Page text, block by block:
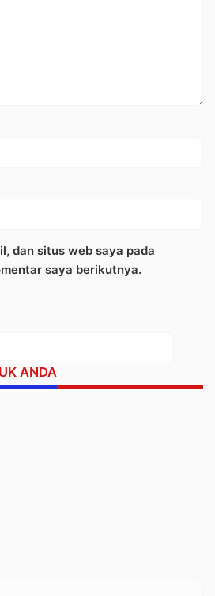
dan situs web saya pada
saya berikutnya.
ANDA